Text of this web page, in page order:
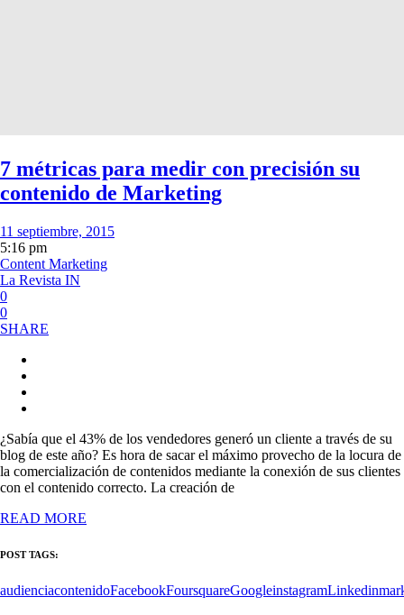
7 métricas para medir con precisión su
contenido de Marketing
11 septiembre, 2015
5:16 pm
Content Marketing
La Revista IN
0
0
SHARE
¿Sabía que el 43% de los vendedores generó un cliente a través de su
blog de este año? Es hora de sacar el máximo provecho de la locura de
la comercialización de contenidos mediante la conexión de sus clientes
con el contenido correcto. La creación de
READ MORE
POST TAGS:
audienciacontenidoFacebookFoursquareGoogleinstagramLinkedin